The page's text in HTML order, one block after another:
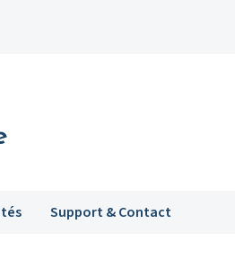
Support & Contact